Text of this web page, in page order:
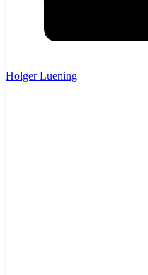
Holger Luening